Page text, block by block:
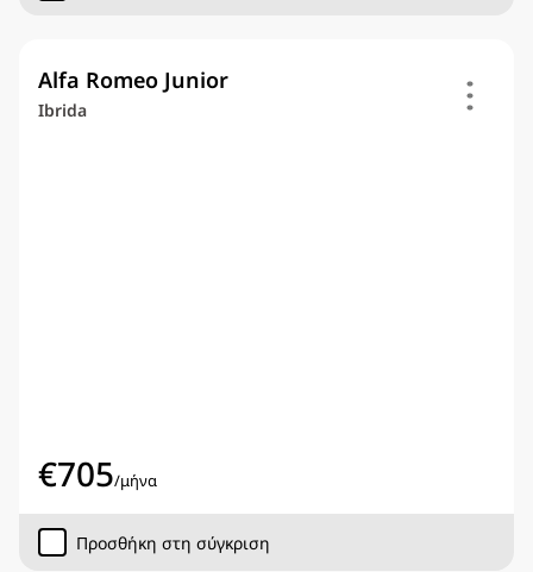
Alfa Romeo Junior
Ibrida
€705/μήνα
Προσθήκη στη σύγκριση